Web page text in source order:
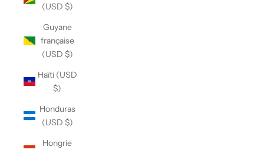
(USD $)
Guyane
française
(USD $)
Haïti (USD
$)
Honduras
(USD $)
Hongrie